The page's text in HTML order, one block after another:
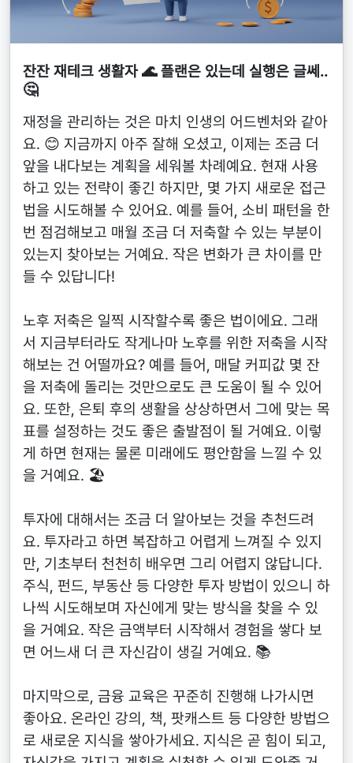
잔잔 재테크 생활자 🌊 플랜은 있는데 실행은 글쎄..
🤔
재정을 관리하는 것은 마치 인생의 어드벤처와 같아
요. 😊 지금까지 아주 잘해 오셨고, 이제는 조금 더
앞을 내다보는 계획을 세워볼 차례예요. 현재 사용
하고 있는 전략이 좋긴 하지만, 몇 가지 새로운 접근
법을 시도해볼 수 있어요. 예를 들어, 소비 패턴을 한
번 점검해보고 매월 조금 더 저축할 수 있는 부분이
있는지 찾아보는 거예요. 작은 변화가 큰 차이를 만
들 수 있답니다!
노후 저축은 일찍 시작할수록 좋은 법이에요. 그래
서 지금부터라도 작게나마 노후를 위한 저축을 시작
해보는 건 어떨까요? 예를 들어, 매달 커피값 몇 잔
을 저축에 돌리는 것만으로도 큰 도움이 될 수 있어
요. 또한, 은퇴 후의 생활을 상상하면서 그에 맞는 목
표를 설정하는 것도 좋은 출발점이 될 거예요. 이렇
게 하면 현재는 물론 미래에도 평안함을 느낄 수 있
을 거예요. 🏖️
투자에 대해서는 조금 더 알아보는 것을 추천드려
요. 투자라고 하면 복잡하고 어렵게 느껴질 수 있지
만, 기초부터 천천히 배우면 그리 어렵지 않답니다.
주식, 펀드, 부동산 등 다양한 투자 방법이 있으니 하
나씩 시도해보며 자신에게 맞는 방식을 찾을 수 있
을 거예요. 작은 금액부터 시작해서 경험을 쌓다 보
면 어느새 더 큰 자신감이 생길 거예요. 📚
마지막으로, 금융 교육은 꾸준히 진행해 나가시면
좋아요. 온라인 강의, 책, 팟캐스트 등 다양한 방법으
로 새로운 지식을 쌓아가세요. 지식은 곧 힘이 되고,